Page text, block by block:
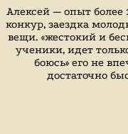
Алексей — опыт более
конкур, заездка
вещи. «жестокий и
ученики, идет
боюсь» его не
достаточно